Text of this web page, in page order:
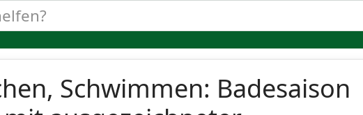
Schwimmen: Badesaison